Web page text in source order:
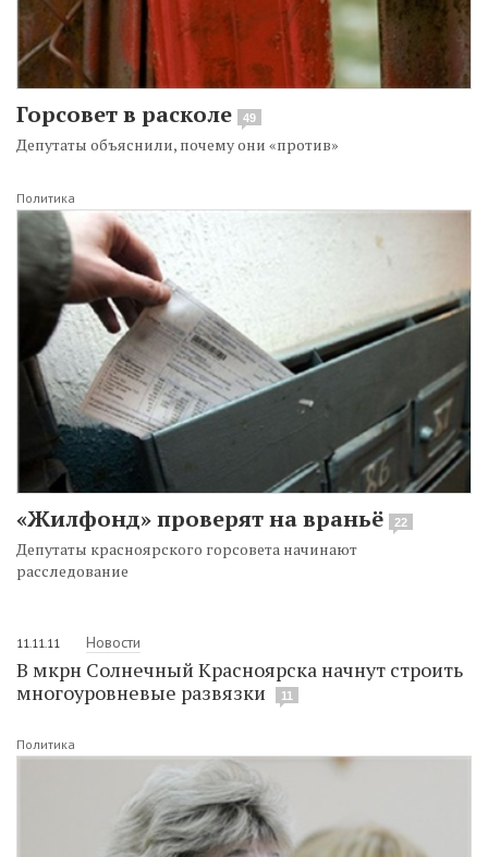
Горсовет в расколе 49
Депутаты объяснили, почему они «против»
Политика
«Жилфонд» проверят на враньё 22
Депутаты красноярского горсовета начинают
расследование
11.11.11 Новости
В мкрн Солнечный Красноярска начнут строить
многоуровневые развязки
11
Политика